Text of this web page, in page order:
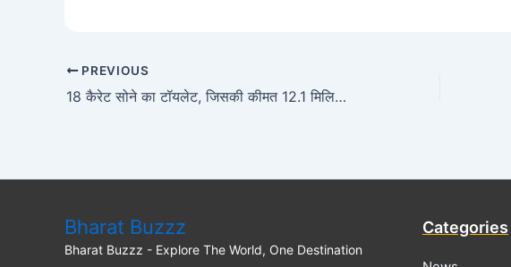
PREVIOUS
18 कैरेट सोने का टॉयलेट, जिसकी कीमत 12.1 मिलियन USD – Maurizio Cattelan gold toilet
Bharat Buzzz
Bharat Buzzz - Explore The World, One Destination
Categories